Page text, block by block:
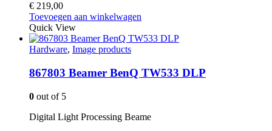
€ 219,00
Toevoegen aan winkelwagen
Quick View
Hardware, Image products
867803 Beamer BenQ TW533 DLP
0 out of 5
Digital Light Processing Beame